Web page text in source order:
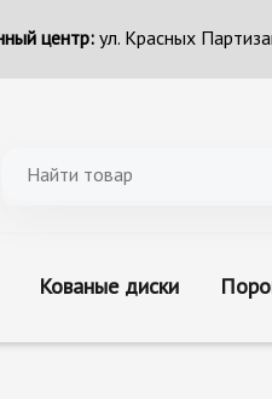
центр:ул. Красных
Кованые диски